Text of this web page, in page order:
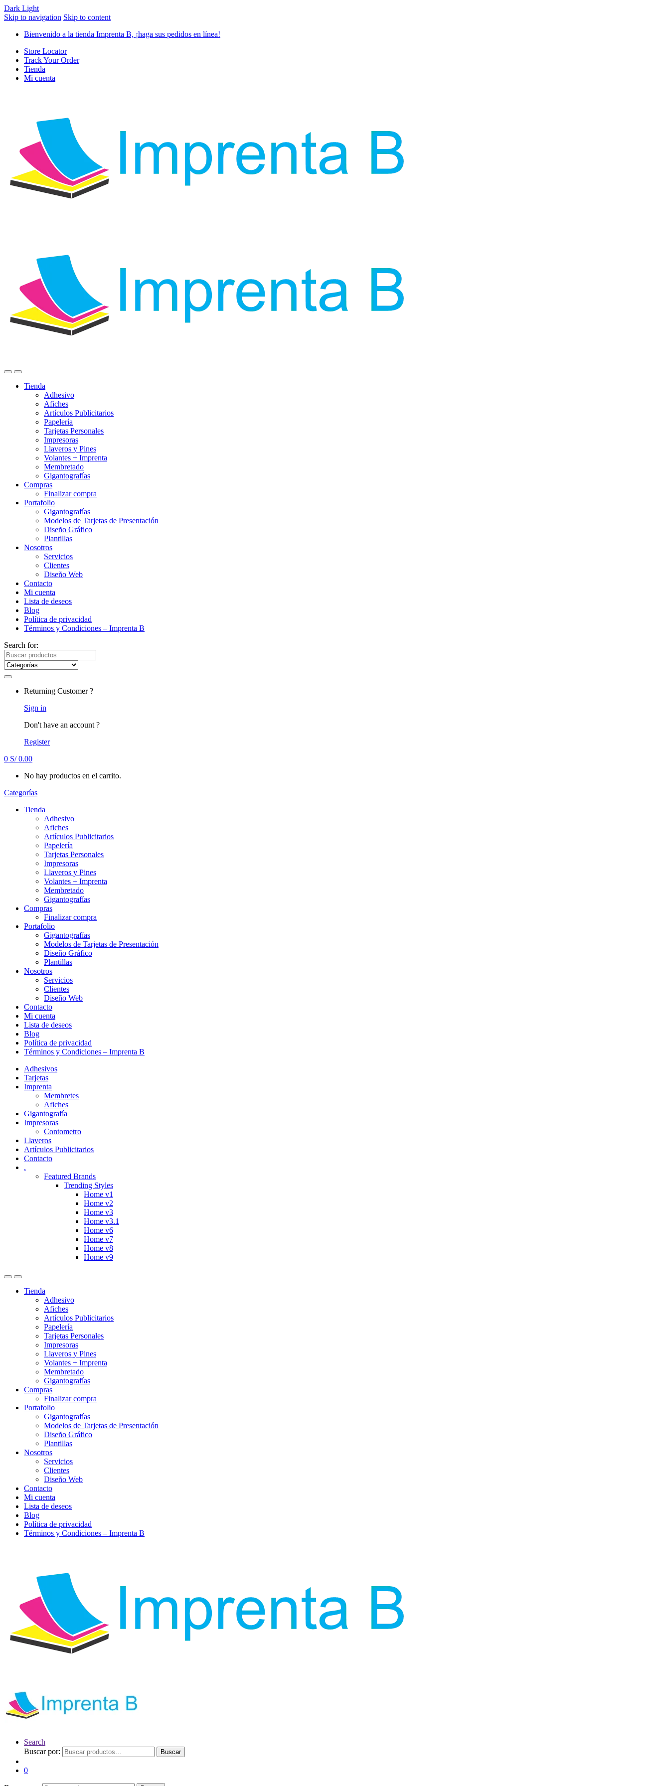
Dark Light
Skip to navigation Skip to content
Bienvenido a la tienda Imprenta B, ¡haga sus pedidos en línea!
Store Locator
Track Your Order
Tienda
Mi cuenta
Tienda
Adhesivo
Afiches
Artículos Publicitarios
Papelería
Tarjetas Personales
Impresoras
Llaveros y Pines
Volantes + Imprenta
Membretado
Gigantografías
Compras
Finalizar compra
Portafolio
Gigantografías
Modelos de Tarjetas de Presentación
Diseño Gráfico
Plantillas
Nosotros
Servicios
Clientes
Diseño Web
Contacto
Mi cuenta
Lista de deseos
Blog
Política de privacidad
Términos y Condiciones – Imprenta B
Search for:
Returning Customer ?
Sign in
Don't have an account ?
Register
0 S/0.00
No hay productos en el carrito.
Categorías
Tienda
Adhesivo
Afiches
Artículos Publicitarios
Papelería
Tarjetas Personales
Impresoras
Llaveros y Pines
Volantes + Imprenta
Membretado
Gigantografías
Compras
Finalizar compra
Portafolio
Gigantografías
Modelos de Tarjetas de Presentación
Diseño Gráfico
Plantillas
Nosotros
Servicios
Clientes
Diseño Web
Contacto
Mi cuenta
Lista de deseos
Blog
Política de privacidad
Términos y Condiciones – Imprenta B
Adhesivos
Tarjetas
Imprenta
Membretes
Afiches
Gigantografía
Impresoras
Contometro
Llaveros
Artículos Publicitarios
Contacto
.
Featured Brands
Trending Styles
Home v1
Home v2
Home v3
Home v3.1
Home v6
Home v7
Home v8
Home v9
Tienda
Adhesivo
Afiches
Artículos Publicitarios
Papelería
Tarjetas Personales
Impresoras
Llaveros y Pines
Volantes + Imprenta
Membretado
Gigantografías
Compras
Finalizar compra
Portafolio
Gigantografías
Modelos de Tarjetas de Presentación
Diseño Gráfico
Plantillas
Nosotros
Servicios
Clientes
Diseño Web
Contacto
Mi cuenta
Lista de deseos
Blog
Política de privacidad
Términos y Condiciones – Imprenta B
Search
Buscar por:
Buscar
0